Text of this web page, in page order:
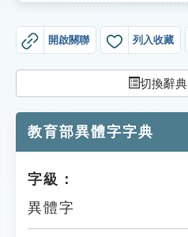
遊戲專區
教學應用
貓頭鷹博士
開啟關聯 列入收藏
切換辭典
教育部異體字字典
字級：
異體字